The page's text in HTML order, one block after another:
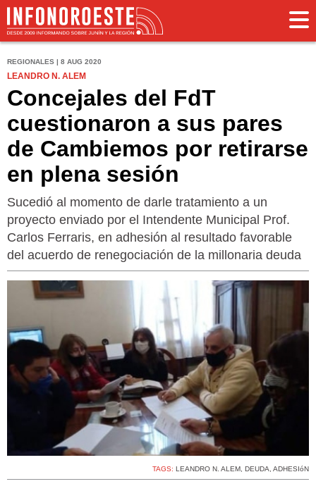
REGIONALES | 8 AUG 2020
LEANDRO N. ALEM
Concejales del FdT
cuestionaron a sus pares
de Cambiemos por retirarse
en plena sesión
Sucedió al momento de darle tratamiento a un
proyecto enviado por el Intendente Municipal Prof.
Carlos Ferraris, en adhesión al resultado favorable
del acuerdo de renegociación de la millonaria deuda
TAGS: LEANDRO N. ALEM, DEUDA, ADHESIóN